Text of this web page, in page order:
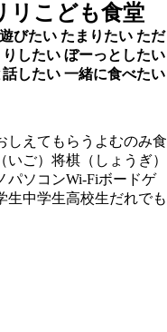
リこども食堂
遊びたい たまりたい ただ
したい ぼーっとしたい
したい 一緒に食べたい
しえてもらう よむのみ食
いご） 将棋（しょうぎ）
パソコンWi-Fiボードゲ
生中学生高校生だれでも